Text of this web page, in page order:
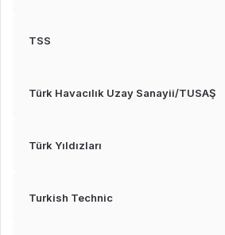
TSS
Türk Havacılık Uzay Sanayii/TUSAŞ
Türk Yıldızları
Turkish Technic